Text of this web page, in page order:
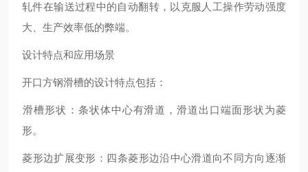
轧件在输送过程中的自动翻转，以克服人工操作劳动强度
大、生产效率低的弊端‌。
设计特点和应用场景
开口方钢滑槽的设计特点包括：
‌滑槽形状‌：条状体中心有滑道，滑道出口端面形状为菱
形。
‌菱形边扩展变形‌：四条菱形边沿中心滑道向不同方向逐渐